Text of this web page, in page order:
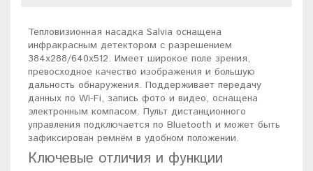
Тепловизионная насадка Salvia оснащена
инфракрасным детектором с разрешением
384х288/640х512. Имеет широкое поле зрения,
превосходное качество изображения и большую
дальность обнаружения. Поддерживает передачу
данных по Wi-Fi, запись фото и видео, оснащена
электронным компасом. Пульт дистанционного
управления подключается по Bluetooth и может быть
зафиксирован ремнём в удобном положении.
Ключевые отличия и функции